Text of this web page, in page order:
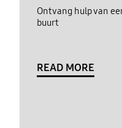
Ontvang hulp van
buurt
READ MORE